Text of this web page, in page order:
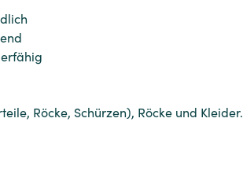
Röcke, Schürzen), Röcke und Kleider.